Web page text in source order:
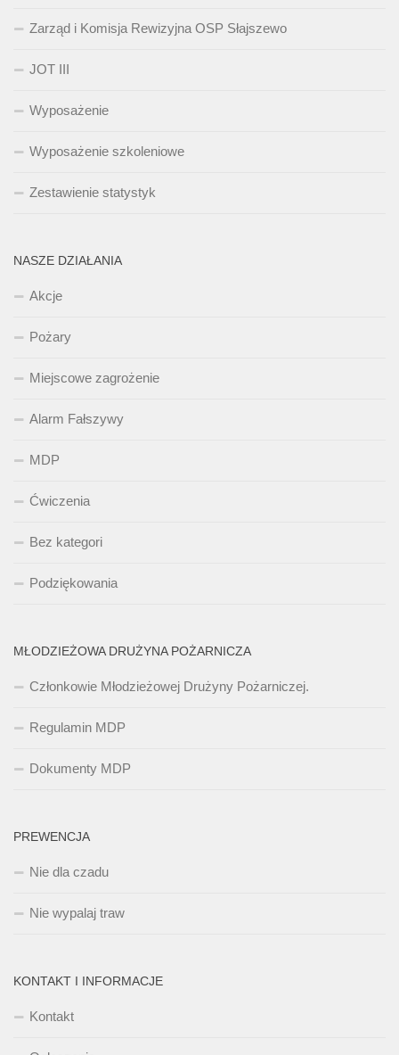
Zarząd i Komisja Rewizyjna OSP Słajszewo
JOT III
Wyposażenie
Wyposażenie szkoleniowe
Zestawienie statystyk
NASZE DZIAŁANIA
Akcje
Pożary
Miejscowe zagrożenie
Alarm Fałszywy
MDP
Ćwiczenia
Bez kategori
Podziękowania
MŁODZIEŻOWA DRUŻYNA POŻARNICZA
Członkowie Młodzieżowej Drużyny Pożarniczej.
Regulamin MDP
Dokumenty MDP
PREWENCJA
Nie dla czadu
Nie wypalaj traw
KONTAKT I INFORMACJE
Kontakt